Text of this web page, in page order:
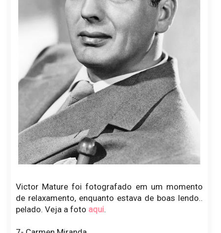
Victor Mature foi fotografado em um momento
de relaxamento, enquanto estava de boas lendo..
pelado. Veja a foto aqui.